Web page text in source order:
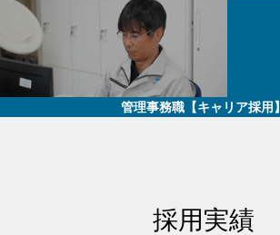
管理事務職【キャリア採用】
採用実績